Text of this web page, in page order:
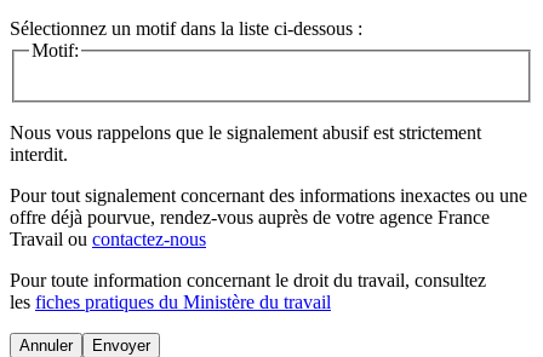
Sélectionnez un motif dans la liste ci-dessous :
Motif:
Nous vous rappelons que le signalement abusif est strictement
interdit.
Pour tout signalement concernant des informations inexactes ou une
offre déjà pourvue, rendez-vous auprès de votre agence France
Travail ou contactez-nous
Pour toute information concernant le droit du travail, consultez
les fiches pratiques du Ministère du travail
Annuler